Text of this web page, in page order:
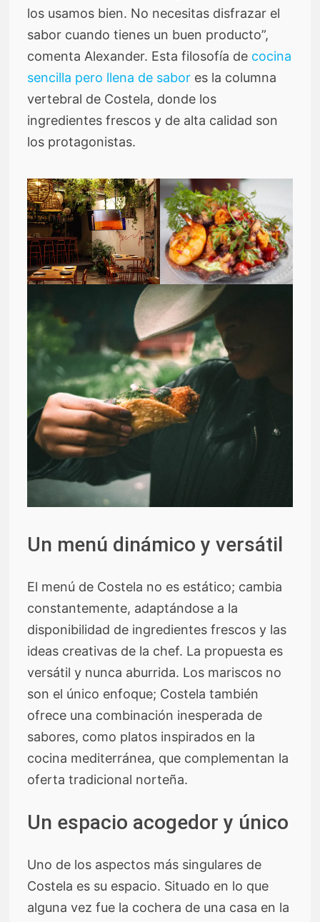
los usamos bien. No necesitas disfrazar el
sabor cuando tienes un buen producto”,
comenta Alexander. Esta filosofía de cocina
sencilla pero llena de sabor es la columna
vertebral de Costela, donde los
ingredientes frescos y de alta calidad son
los protagonistas.
Un menú dinámico y versátil
El menú de Costela no es estático; cambia
constantemente, adaptándose a la
disponibilidad de ingredientes frescos y las
ideas creativas de la chef. La propuesta es
versátil y nunca aburrida. Los mariscos no
son el único enfoque; Costela también
ofrece una combinación inesperada de
sabores, como platos inspirados en la
cocina mediterránea, que complementan la
oferta tradicional norteña.
Un espacio acogedor y único
Uno de los aspectos más singulares de
Costela es su espacio. Situado en lo que
alguna vez fue la cochera de una casa en la